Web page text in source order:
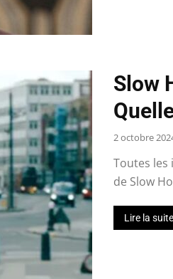
Slow
2 octobre
Toutes les
de Slow
Lire la suite